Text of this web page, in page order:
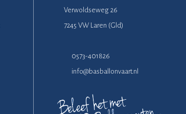
Verwoldseweg 26
7245 VW Laren (Gld)
0573-401826
info@basballonvaart.nl